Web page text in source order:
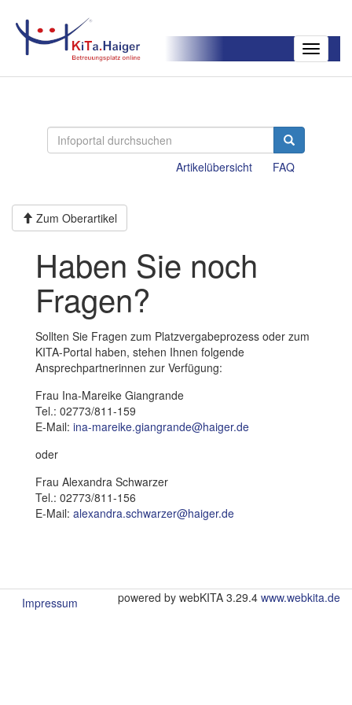
Toggle
FAQ
Artikelübersicht
Zum Oberartikel
Haben Sie noch
Fragen?
Sollten Sie Fragen zum Platzvergabeprozess oder zum
KITA-Portal haben, stehen Ihnen folgende
Ansprechpartnerinnen zur Verfügung:
Frau Ina-Mareike Giangrande
Tel.: 02773/811-159
E-Mail: ina-mareike.giangrande@haiger.de
oder
Frau Alexandra Schwarzer
Tel.: 02773/811-156
E-Mail: alexandra.schwarzer@haiger.de
Impressum powered by webKITA 3.29.4 www.webkita.de